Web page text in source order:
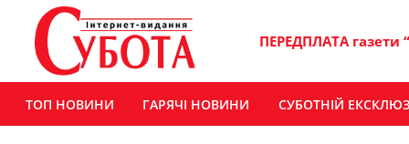
ПЕРЕДПЛАТА газети
ТОП НОВИНИ ГАРЯЧІ НОВИНИ СУБОТНІЙ